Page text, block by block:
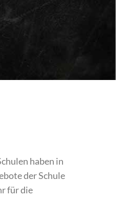
haben in
der Schule
für die